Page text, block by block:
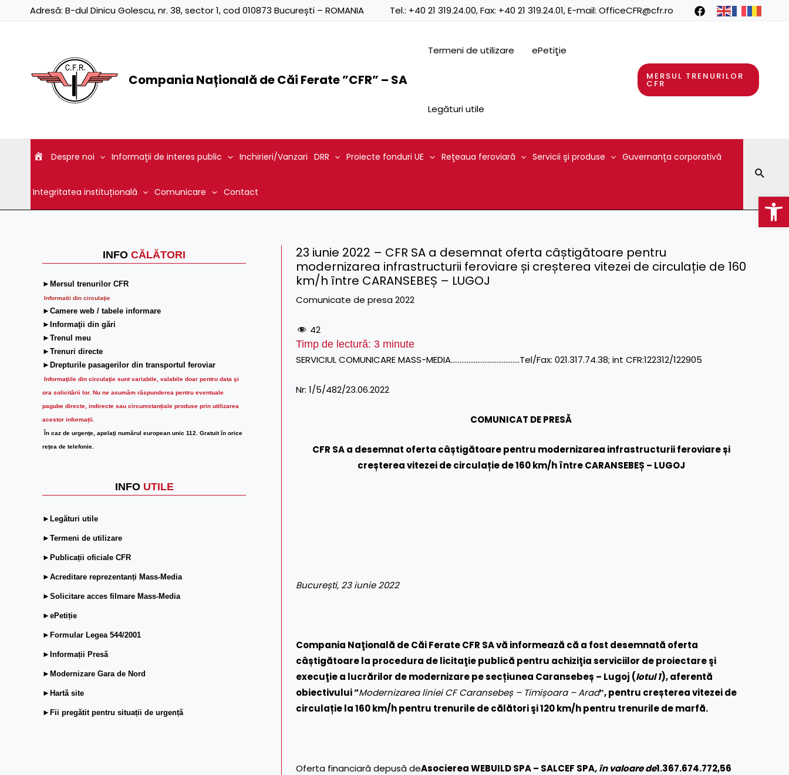
Adresă: B-dul Dinicu Golescu, nr. 38, sector 1, cod 010873 București – ROMANIA Tel.: +40 21 319.24.00, Fax: +40 21 319.24.01, E-mail: OfficeCFR@cfr.ro
Compania Națională de Căi Ferate ”CFR” – SA
Termeni de utilizare ePetiţie
Legături utile
MERSUL TRENURILOR
CFR
Despre noi Informaţii de interes public Inchirieri/Vanzari DRR Proiecte fonduri UE Reţeaua feroviară Servicii şi produse Guvernanţa corporativă
Integritatea instituțională Comunicare Contact
INFO CĂLĂTORI
►Mersul trenurilor CFR
Informatii din circulaţie
►Camere web / tabele informare
►Informaţii din gări
►Trenul meu
►Trenuri directe
►Drepturile pasagerilor din transportul feroviar
Informaţiile din circulaţie sunt variabile, valabile doar pentru data şi
ora solicitării lor. Nu ne asumăm răspunderea pentru eventuale
pagube directe, indirecte sau circumstanțiale produse prin utilizarea
acestor informații.
În caz de urgenţe, apelaţi numărul european unic 112. Gratuit în orice
reţea de telefonie.
INFO UTILE
►Legături utile
►Termeni de utilizare
►Publicații oficiale CFR
►Acreditare reprezentanți Mass-Media
►Solicitare acces filmare Mass-Media
►ePetiție
►Formular Legea 544/2001
►Informații Presă
►Modernizare Gara de Nord
►Hartă site
►Fii pregătit pentru situații de urgență
23 iunie 2022 – CFR SA a desemnat oferta câștigătoare pentru
modernizarea infrastructurii feroviare și creșterea vitezei de circulație de 160
km/h între CARANSEBEȘ – LUGOJ
Comunicate de presa 2022
42
Timp de lectură: 3 minute
SERVICIUL COMUNICARE MASS-MEDIA…………………………………Tel/Fax: 021.317.74.38; int CFR:122312/122905
Nr: 1/5/482/23.06.2022
COMUNICAT DE PRESĂ
CFR SA a desemnat oferta câștigătoare pentru modernizarea infrastructurii feroviare și
creșterea vitezei de circulație de 160 km/h între CARANSEBEȘ – LUGOJ
București, 23 iunie 2022
Compania Naţională de Căi Ferate CFR SA vă informează că a fost desemnată oferta
câștigătoare la procedura de licitaţie publică pentru achiziţia serviciilor de proiectare şi
execuţie a lucrărilor de modernizare pe secțiunea Caransebeș – Lugoj (lotul 1), aferentă
obiectivului “Modernizarea liniei CF Caransebeș – Timișoara – Aradˮ,pentru creșterea vitezei de
circulație la 160 km/h pentru trenurile de călători şi 120 km/h pentru trenurile de marfă.
Oferta financiară depusă deAsocierea WEBUILD SPA – SALCEF SPA, în valoare de1.367.674.772,56